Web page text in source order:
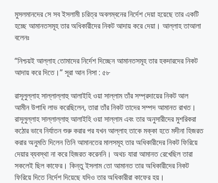
মুসলমানদের সে সব ইসলামী চরিত্র অবলম্বনের নির্দেশ দেয়া হয়েছে তার একটি
হচ্ছে আমানতসমূহ তার অধিকারীদের নিকট আদায় করে দেয়া। আল্লাহ তাআলা
বলেনঃ
“নিশ্চয়ই আল্লাহ তোমাদের নির্দেশ দিচ্ছেন আমানতসমূহ তার হকদারদের নিকট
আদায় করে দিতে।” সূরা আন নিসা : ৫৮
রাসূলুল্লাহ সাল্লাল্লাহু আলাইহি ওয়া সাল্লাম তাঁর সম্প্রদায়ের নিকট আল
আমীন উপাধি লাভ করেছিলেন, তারা তাঁর নিকট তাদের সম্পদ আমানত রাখত।
রাসূলুল্লাহ সাল্লাল্লাহু আলাইহি ওয়া সাল্লাম এবং তার অনুসারীদের মুশরিকরা
কঠোর ভাবে নির্যাতন শুরু করার পর যখন আল্লাহ তাকে মক্কা হতে মদীনা হিজরত
করার অনুমতি দিলেন তিনি আমানতের মালসমূহ তার অধিকারীদের নিকট ফিরিয়ে
দেয়ার ব্যবস্থা না করে হিজরত করেননি। অথচ যারা আমানত রেখেছিল তারা
সকলেই ছিল কাফের। কিন্তু ইসলাম তো আমানত তার অধিকারীদের নিকট
ফিরিয়ে দিতে নির্দেশ দিয়েছে যদিও তার অধিকারীরা কাফের হয়।